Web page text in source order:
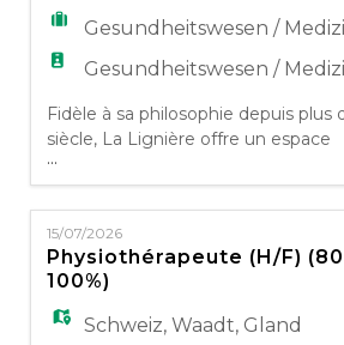
hochladen
Anmelden
Sprache
EN
FR
Gesundheitswesen /
Gesundheitswesen /
Fidèle à sa philosophie depuis plus
siècle, La Lignière offre un espace
pluridisciplinaire où le patient est au
de toute l'attention médicale.
compte l'individu dans ses besoins
biologiques, psychosociaux et
activités s'adressent à toute
besoin de soins ou désirant
développer un sty
...
15/07/2026
Physiothérapeute (H/F)
100%)
Schweiz,Waadt, Gland